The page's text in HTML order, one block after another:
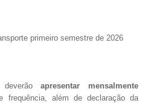
primeiro semestre de 2026
deverãoapresentar mensalmente
frequência, além de declaração da